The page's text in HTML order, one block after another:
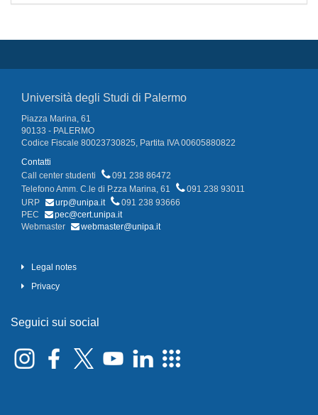
Università degli Studi di Palermo
Piazza Marina, 61
90133 - PALERMO
Codice Fiscale 80023730825, Partita IVA 00605880822
Contatti
Call center studenti
091 238 86472
Telefono Amm. C.le di P.zza Marina, 61
091 238 93011
URP
urp@unipa.it
091 238 93666
PEC
pec@cert.unipa.it
Webmaster
webmaster@unipa.it
Legal notes
Privacy
Seguici sui social